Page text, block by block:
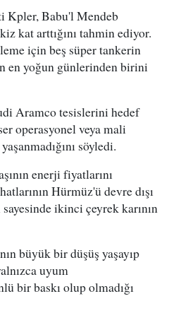
Kpler, Babu'l Mendeb
kat arttığını tahmin ediyor.
için beş süper tankerin
en yoğun günlerinden birini
Aramco tesislerini hedef
operasyonel veya mali
söyledi.
enerji fiyatlarını
Hürmüz'ü devre dışı
sayesinde ikinci çeyrek karının
büyük bir düşüş yaşayıp
uyum
bir baskı olup olmadığı